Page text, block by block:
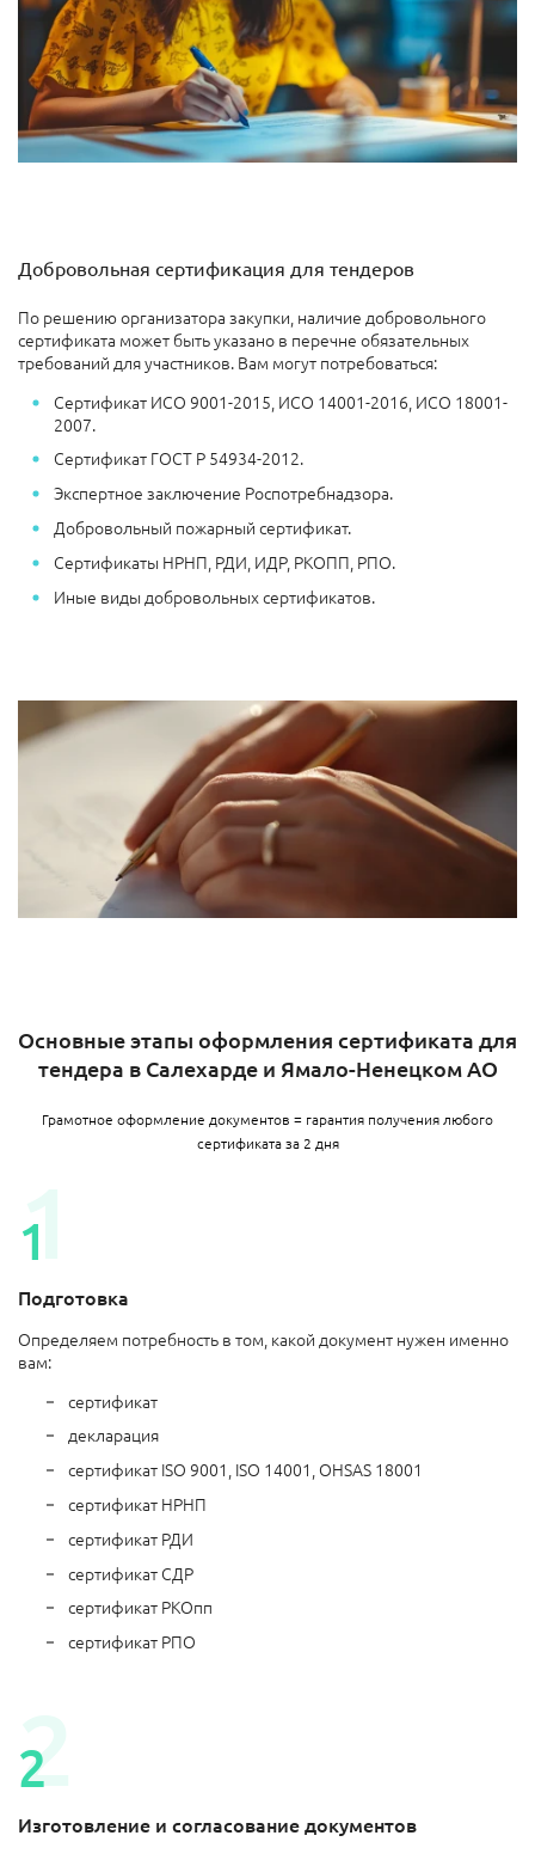
Добровольная сертификация для тендеров
По решению организатора закупки, наличие добровольного
сертификата может быть указано в перечне обязательных
требований для участников. Вам могут потребоваться:
Сертификат ИСО 9001-2015, ИСО 14001-2016, ИСО 18001-
2007.
Сертификат ГОСТ Р 54934-2012.
Экспертное заключение Роспотребнадзора.
Добровольный пожарный сертификат.
Сертификаты НРНП, РДИ, ИДР, РКОПП, РПО.
Иные виды добровольных сертификатов.
Основные этапы оформления сертификата для
тендера в Салехарде и Ямало-Ненецком АО
Грамотное оформление документов = гарантия получения любого
сертификата за 2 дня
Подготовка
Определяем потребность в том, какой документ нужен именно
вам:
сертификат
декларация
сертификат ISO 9001, ISO 14001, OHSAS 18001
сертификат НРНП
сертификат РДИ
сертификат СДР
сертификат РКОпп
сертификат РПО
Изготовление и согласование документов